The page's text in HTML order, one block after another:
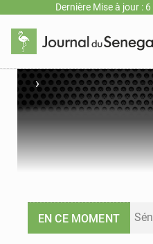
Dernière Mise à jour :
›
EN CE MOMENT